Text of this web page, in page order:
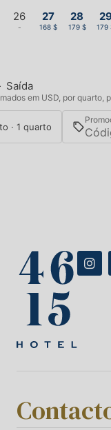
26
-
27
168 $
28
179 $ 179
Saída
em USD, por quarto,
· 1 quarto